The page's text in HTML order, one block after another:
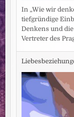
In „Wie wir
tiefgründige
Denkens und
Vertreter des